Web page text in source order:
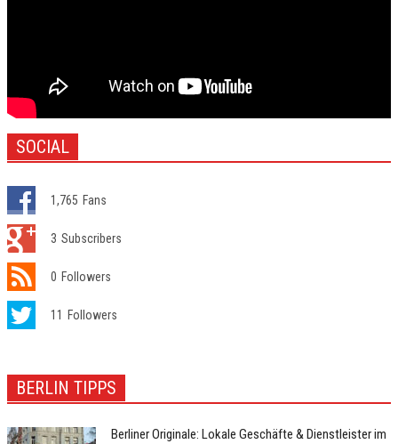
SOCIAL
1,765 Fans
3 Subscribers
0 Followers
11 Followers
BERLIN TIPPS
Berliner Originale: Lokale Geschäfte & Dienstleister im